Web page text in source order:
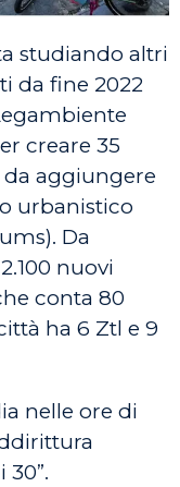
studiando altri
da fine 2022
creare 35
aggiungere
urbanistico
Da
nuovi
conta 80
ha 6 Ztl e 9
nelle ore di